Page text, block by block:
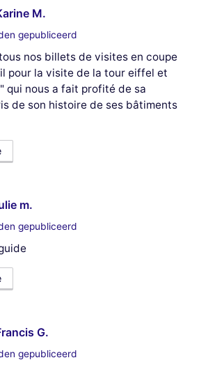
M.
gepubliceerd
nos billets de visites en coupe
pour la visite de la tour eiffel et
qui nous a fait profité de sa
de son histoire de ses bâtiments
m.
gepubliceerd
G.
gepubliceerd